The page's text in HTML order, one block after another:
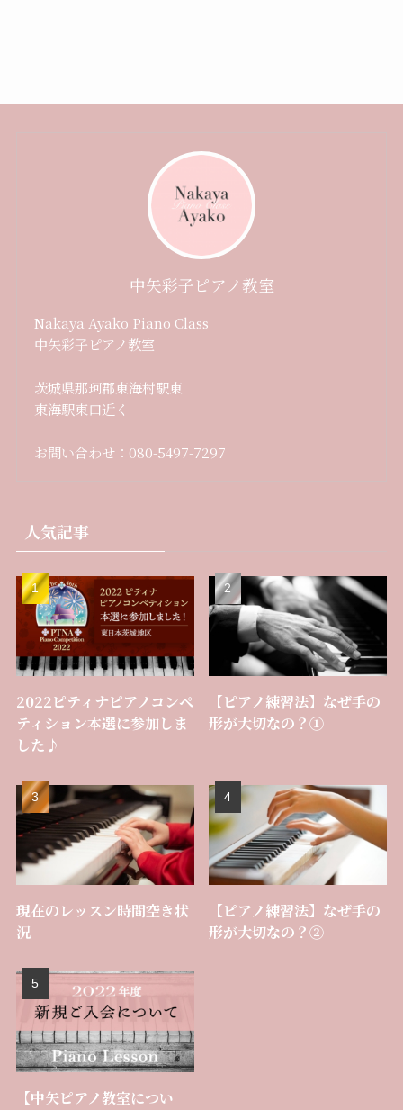
中矢彩子ピアノ教室
Nakaya Ayako Piano Class
中矢彩子ピアノ教室
茨城県那珂郡東海村駅東
東海駅東口近く
お問い合わせ：080-5497-7297
人気記事
2022ピティナピアノコンペ
ティション本選に参加しま
した♪
【ピアノ練習法】なぜ手の
形が大切なの？①
現在のレッスン時間空き状
況
【ピアノ練習法】なぜ手の
形が大切なの？②
【中矢ピアノ教室につい